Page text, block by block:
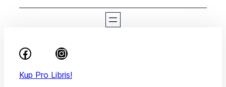
Kup Pro Libris!